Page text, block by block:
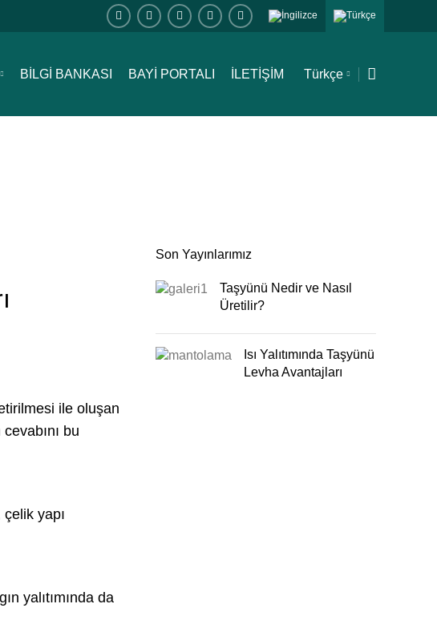
BİLGİ BANKASI BAYİ PORTALI İLETİŞİM Türkçe
ile oluşan
bu
çelik yapı
yalıtımında da
Son Yayınlarımız
Taşyünü Nedir ve Nasıl
Üretilir?
Isı Yalıtımında Taşyünü
Levha Avantajları